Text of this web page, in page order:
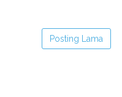
Posting Lama